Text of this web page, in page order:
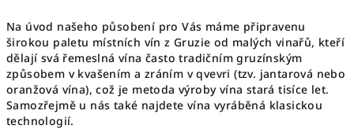
Na úvod našeho působení pro Vás máme připravenu
širokou paletu místních vín z Gruzie od malých vinařů, kteří
dělají svá řemeslná vína často tradičním gruzínským
způsobem v kvašením a zráním v qvevri (tzv. jantarová nebo
oranžová vína), což je metoda výroby vína stará tisíce let.
Samozřejmě u nás také najdete vína vyráběná klasickou
technologií.